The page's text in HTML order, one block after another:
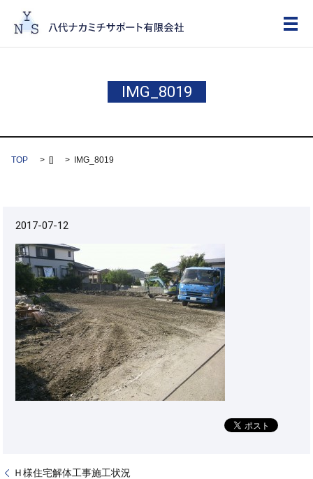
メ
IMG_8019
TOP [] IMG_8019
2017-07-12
Ｈ様住宅解体工事施工状況